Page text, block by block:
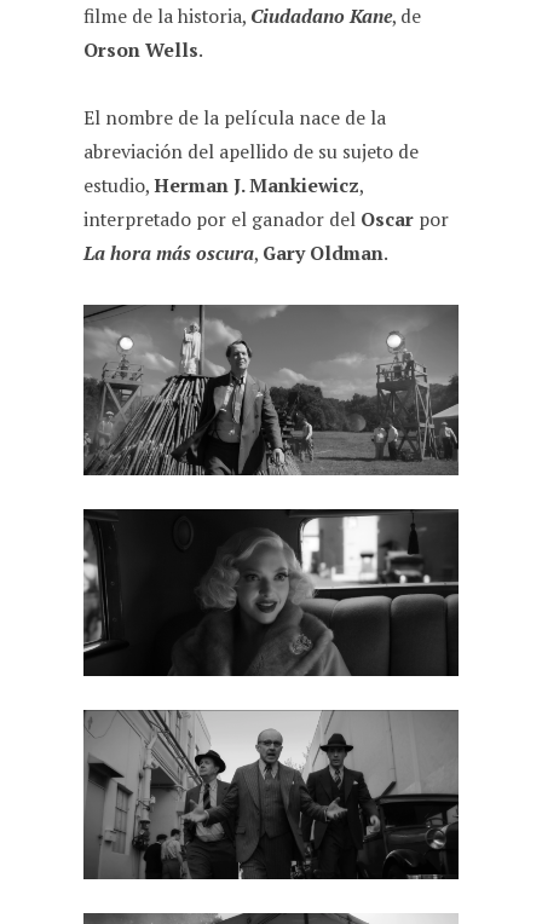
filme de la historia, Ciudadano Kane, de
Orson Wells.
El nombre de la película nace de la
abreviación del apellido de su sujeto de
estudio,Herman J. Mankiewicz,
interpretado por el ganador del Oscar por
La hora más oscura, Gary Oldman.